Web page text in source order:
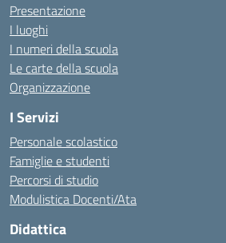
Presentazione
I luoghi
I numeri della scuola
Le carte della scuola
Organizzazione
I Servizi
Personale scolastico
Famiglie e studenti
Percorsi di studio
Modulistica Docenti/Ata
Didattica